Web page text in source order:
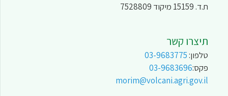
ת.ד. 15159 מיקוד 7528809
תיצרו קשר
טלפון:03-9683775
פקס:03-9683696
morim@volcani.agri.gov.il